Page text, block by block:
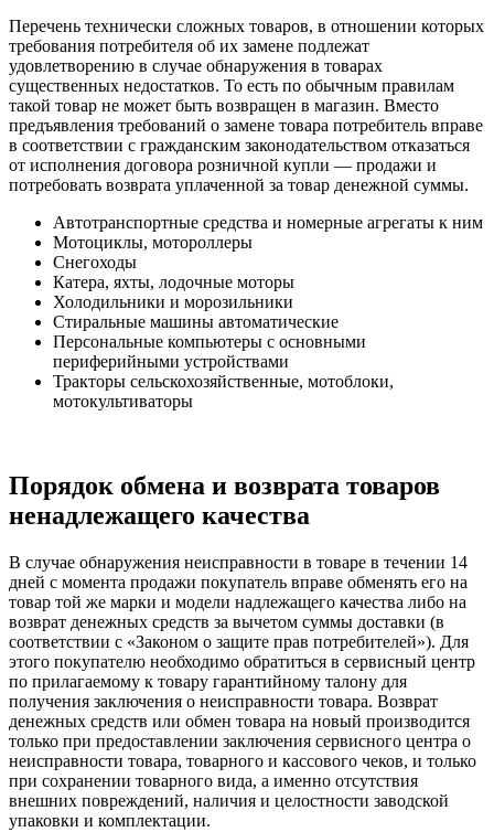
Перечень технически сложных товаров, в отношении которых
требования потребителя об их замене подлежат
удовлетворению в случае обнаружения в товарах
существенных недостатков. То есть по обычным правилам
такой товар не может быть возвращен в магазин. Вместо
предъявления требований о замене товара потребитель вправе
в соответствии с гражданским законодательством отказаться
от исполнения договора розничной купли — продажи и
потребовать возврата уплаченной за товар денежной суммы.
Автотранспортные средства и номерные агрегаты к ним
Мотоциклы, мотороллеры
Снегоходы
Катера, яхты, лодочные моторы
Холодильники и морозильники
Стиральные машины автоматические
Персональные компьютеры с основными
периферийными устройствами
Тракторы сельскохозяйственные, мотоблоки,
мотокультиваторы
Порядок обмена и возврата товаров
ненадлежащего качества
В случае обнаружения неисправности в товаре в течении 14
дней с момента продажи покупатель вправе обменять его на
товар той же марки и модели надлежащего качества либо на
возврат денежных средств за вычетом суммы доставки (в
соответствии с «Законом о защите прав потребителей»). Для
этого покупателю необходимо обратиться в сервисный центр
по прилагаемому к товару гарантийному талону для
получения заключения о неисправности товара. Возврат
денежных средств или обмен товара на новый производится
только при предоставлении заключения сервисного центра о
неисправности товара, товарного и кассового чеков, и только
при сохранении товарного вида, а именно отсутствия
внешних повреждений, наличия и целостности заводской
упаковки и комплектации.